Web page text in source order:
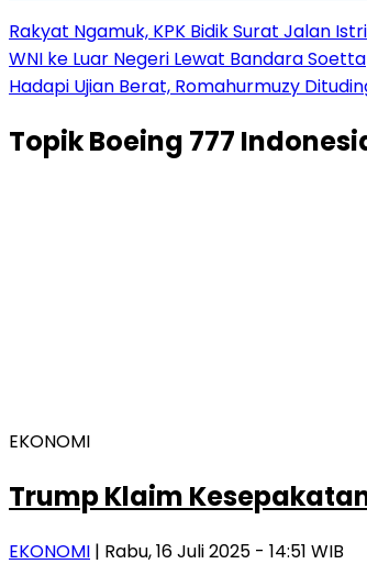
Rakyat Ngamuk, KPK Bidik Surat Jalan
WNI ke Luar Negeri Lewat Bandara Soetta
Hadapi Ujian Berat, Romahurmuzy
TopikBoeing 777
EKONOMI
Trump Klaim
EKONOMI | Rabu, 16 Juli 2025 - 14:51 WIB